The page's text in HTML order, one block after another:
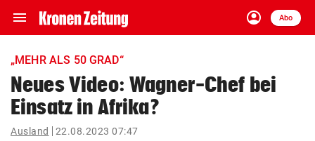
menu Navigation
ein-/ausklappen
account_circle
Anmelden
Abo
close Schließen
account_circle Anmelden
„MEHR ALS 50 GRAD“
Neues Video: Wagner-Chef bei
Einsatz in Afrika?
Ausland 22.08.2023 07:47